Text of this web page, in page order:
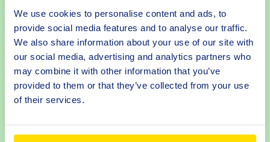
We use cookies to personalise content and ads, to
provide social media features and to analyse our traffic.
We also share information about your use of our site with
our social media, advertising and analytics partners who
may combine it with other information that you’ve
provided to them or that they’ve collected from your use
of their services.
L’Oréal heeft de verzorgingsproducten van zijn
merk Biotherm in een nieuw jasje gestoken. De
flacons zijn voortaan...